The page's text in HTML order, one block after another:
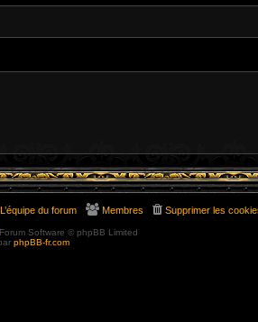
Supprimer les
Membres
L’équipe du forum
Software © phpBB Limited
phpBB-fr.com